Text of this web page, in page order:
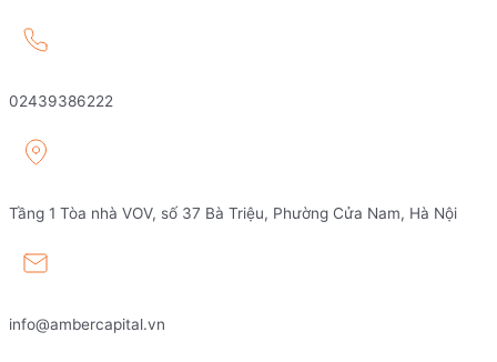
02439386222
Tầng 1 Tòa nhà VOV, số 37 Bà Triệu, Phường Cửa Nam, Hà Nội
info@ambercapital.vn